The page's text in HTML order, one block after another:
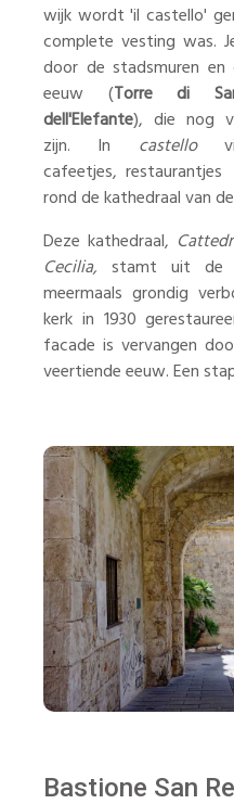
wijk wordt 'il castello'
complete vesting was.
door de stadsmuren
eeuw (Torre di
dell'Elefante), die nog
zijn. In castello
cafeetjes,
rond de kathedraal van
Deze kathedraal,
Cecilia, stamt uit de
meermaals grondig
kerk in 1930
facade is vervangen
veertiende eeuw. Een
Bastione San